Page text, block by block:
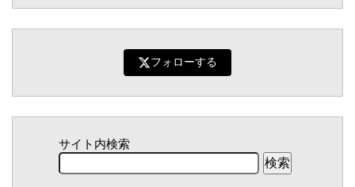
フォローする
サイト内検索